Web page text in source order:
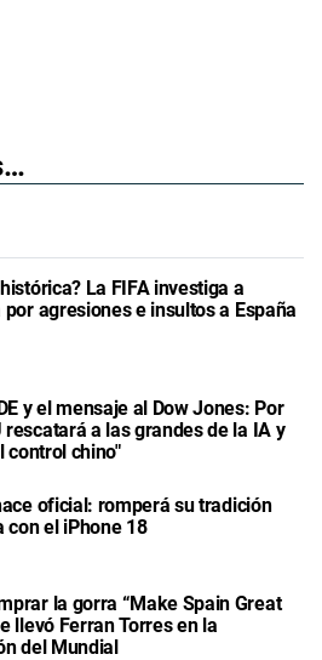
La FIFA investiga a
agresiones e insultos a España
y el mensaje al Dow Jones: Por
rescatará a las grandes de la IA y
control chino"
oficial: romperá su tradición
con el iPhone 18
la gorra “Make Spain Great
llevó Ferran Torres en la
del Mundial